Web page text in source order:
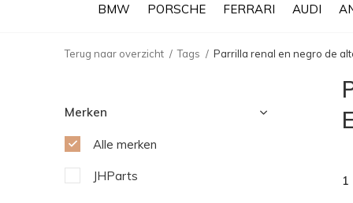
BMW PORSCHE FERRARI AUDI
Terug naar overzicht Tags Parrilla renal en negro de
1
Merken
Alle merken
JHParts